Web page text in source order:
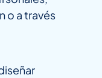
o a través